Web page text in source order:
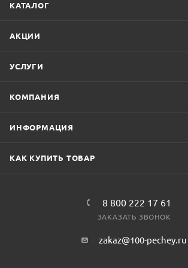
КАТАЛОГ
АКЦИИ
УСЛУГИ
КОМПАНИЯ
ИНФОРМАЦИЯ
КАК КУПИТЬ ТОВАР
8 800 222 17 61
ЗАКАЗАТЬ ЗВОНОК
zakaz@100-pechey.ru